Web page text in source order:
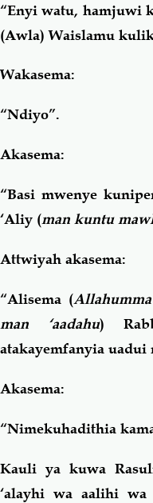
“Enyi watu, hamjuwi
(Awla) Waislamu
Wakasema:
“Ndiyo”.
Akasema:
“Basi mwenye
‘Aliy (man kuntu
Attwiyah akasema:
“Alisema (
man ‘aadahu)
atakayemfanyia uadui
Akasema:
“Nimekuhadithia
Kauli ya kuwa
‘alayhi wa aalihi wa